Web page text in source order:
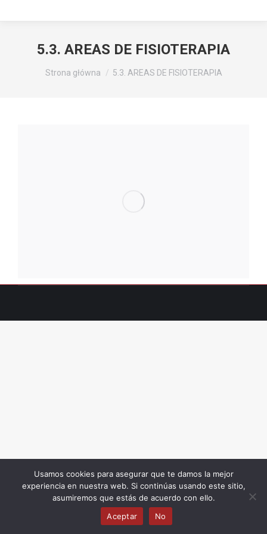
5.3. AREAS DE FISIOTERAPIA
Jesteś tutaj:
Strona główna 5.3. AREAS DE FISIOTERAPIA
Usamos cookies para asegurar que te damos la mejor
experiencia en nuestra web. Si continúas usando este sitio,
asumiremos que estás de acuerdo con ello.
Aceptar
No